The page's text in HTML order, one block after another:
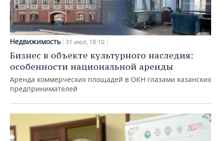
Недвижимость 31 июл, 18:10
Бизнес в объекте культурного наследия:
особенности национальной аренды
Аренда коммерческих площадей в ОКН глазами казанских
предпринимателей